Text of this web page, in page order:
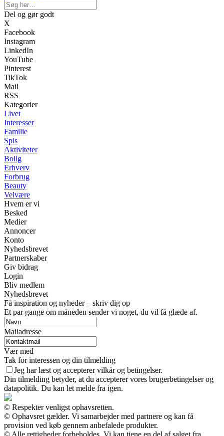
Del og gør godt
X
Facebook
Instagram
LinkedIn
YouTube
Pinterest
TikTok
Mail
RSS
Kategorier
Livet
Interesser
Familie
Spis
Aktiviteter
Bolig
Erhverv
Forbrug
Beauty
Velvære
Hvem er vi
Besked
Medier
Annoncer
Konto
Nyhedsbrevet
Partnerskaber
Giv bidrag
Login
Bliv medlem
Nyhedsbrevet
Få inspiration og nyheder – skriv dig op
Et par gange om måneden sender vi noget, du vil få glæde af.
Mailadresse
Vær med
Tak for interessen og din tilmelding
Jeg har læst og accepterer vilkår og betingelser.
Din tilmelding betyder, at du accepterer vores brugerbetingelser og
datapolitik. Du kan let melde fra igen.
© Respekter venligst ophavsretten.
© Ophavsret gælder. Vi samarbejder med partnere og kan få
provision ved køb gennem anbefalede produkter.